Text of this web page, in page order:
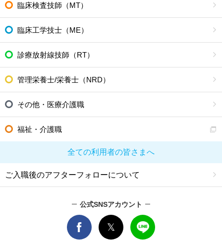
臨床検査技師（MT）
臨床工学技士（ME）
診療放射線技師（RT）
管理栄養士/栄養士（NRD）
その他・医療介護職
福祉・介護職
全ての利用者の皆さまへ
ご入職後のアフターフォローについて
公式SNSアカウント